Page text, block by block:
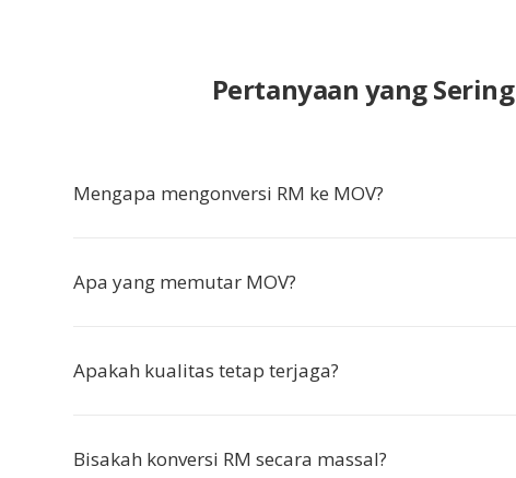
Pertanyaan yang
Mengapa mengonversi RM ke MOV?
Apa yang memutar MOV?
Apakah kualitas tetap terjaga?
Bisakah konversi RM secara massal?